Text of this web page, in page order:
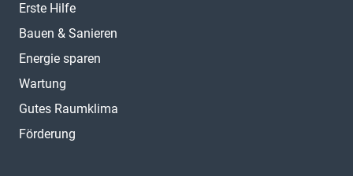
Erste Hilfe
Bauen & Sanieren
Energie sparen
Wartung
Gutes Raumklima
Förderung